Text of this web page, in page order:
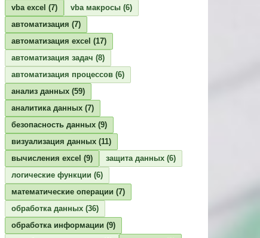
vba excel (7) vba макросы (6)
автоматизация (7)
автоматизация excel (17)
автоматизация задач (8)
автоматизация процессов (6)
анализ данных (59)
аналитика данных (7)
безопасность данных (9)
визуализация данных (11)
вычисления excel (9) защита данных (6)
логические функции (6)
математические операции (7)
обработка данных (36)
обработка информации (9)